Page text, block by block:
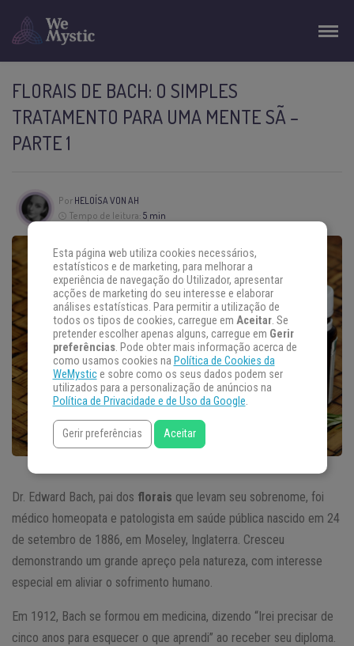
FLORAIS DE BACH: O SIMPLES
TRATAMENTO PARA UMA MENTE SÃ –
PARTE 1
Por HELOÍSA VON AH
Tempo de leitura: 5 min
Dr. Edward Bach, pai dos florais que levam seu sobrenome, foi
médico homeopata e patologista em saúde pública nascido em 24
de setembro de 1886, em Moseley, Inglaterra. Cresceu
demonstrando um grande apreço pela natureza, com interesse
especial em aliviar o sofrimento humano.
Em 1912, Bach se formou em medicina, dizendo “Irei precisar de
cinco anos para esquecer o que aprendi” ao receber seu diploma.
Esta página web utiliza cookies necessários,
estatísticos e de marketing, para melhorar a
experiência de navegação do Utilizador, apresentar
acções de marketing do seu interesse e elaborar
análises estatísticas. Para permitir a utilização de
todos os tipos de cookies, carregue em Aceitar. Se
pretender escolher apenas alguns, carregue em Gerir
preferências. Pode obter mais informação acerca de
como usamos cookies na Política de Cookies da
WeMystice sobre como os seus dados podem ser
utilizados para a personalização de anúncios na
Política de Privacidade e de Uso da Google.
Gerir preferências Aceitar